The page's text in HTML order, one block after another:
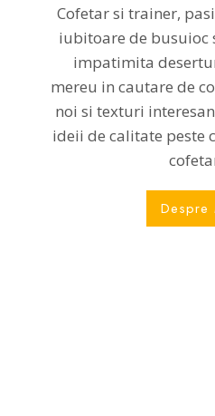
Cofetar si trainer,
iubitoare de
impatimita
mereu in cautare de
noi si texturi
ideii de calitate peste
Despre